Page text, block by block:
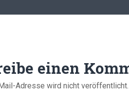
einen
Adresse wird nicht veröffentlicht.